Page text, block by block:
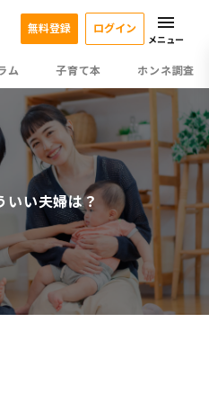
ム 子育て本 ホンネ調査
無料登録 ログイン
メニュー
いい夫婦は？